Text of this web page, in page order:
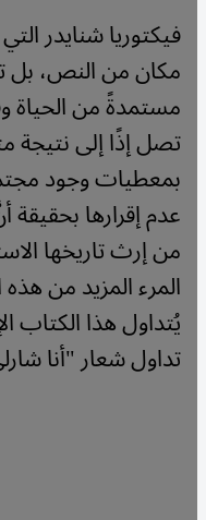
فيكتوريا شنايدر
مكان من النص،
مستمدةً من الحياة
تصل إذًا إلى نتيجة
بمعطيات وجود
عدم إقرارها
من إرث تاريخها
المرء المزيد من
يُتداول هذا الكتاب
تداول شعار "أنا